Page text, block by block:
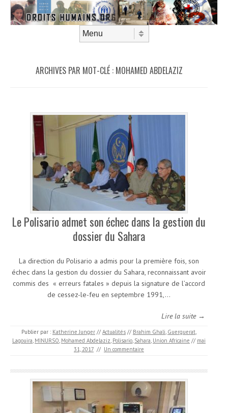
ARCHIVES PAR MOT-CLÉ : MOHAMED ABDELAZIZ
Le Polisario admet son échec dans la gestion du
dossier du Sahara
La direction du Polisario a admis pour la première fois, son
échec dans la gestion du dossier du Sahara, reconnaissant avoir
commis des « erreurs fatales » depuis la signature de l’accord
de cessez-le-feu en septembre 1991,…
Lire la suite →
Publier par : Katherine Junger // Actualités // Brahim Ghali, Guerguerat,
Lagouira, MINURSO, Mohamed Abdelaziz, Polisario, Sahara, Union Africaine // mai
31, 2017 // Un commentaire